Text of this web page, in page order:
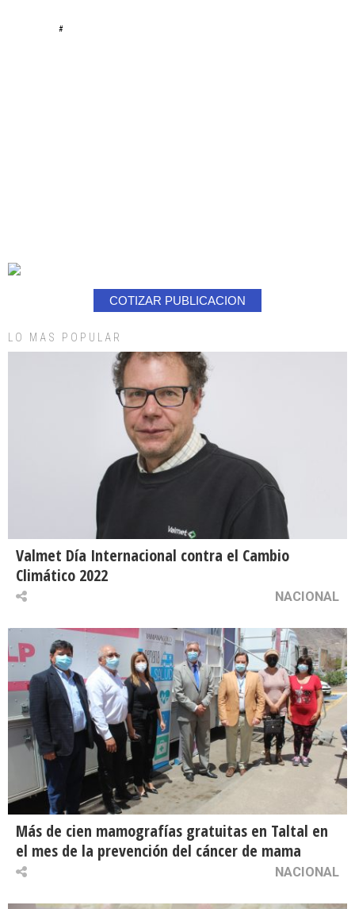
#
COTIZAR PUBLICACION
LO MAS POPULAR
Valmet Día Internacional contra el Cambio
Climático 2022
NACIONAL
Más de cien mamografías gratuitas en Taltal en
el mes de la prevención del cáncer de mama
NACIONAL